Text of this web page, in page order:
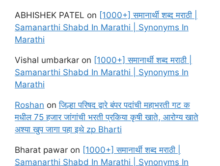
ABHISHEK PATEL on [1000+] समानार्थी शब्द मराठी |
Samanarthi Shabd In Marathi | Synonyms In
Marathi
Vishal umbarkar on [1000+] समानार्थी शब्द मराठी |
Samanarthi Shabd In Marathi | Synonyms In
Marathi
Roshan onजिल्हा परिषद द्वारे बंपर पदांची महाभरती गट क
मधील 75 हजार जांगांची भरती प्रकिया कृषी खाते, आरोग्य खाते
अश्या खुप जागा पहा इथे zp Bharti
Bharat pawar on [1000+] समानार्थी शब्द मराठी |
Samanarthi Shabd In Marathi | Synonyms In